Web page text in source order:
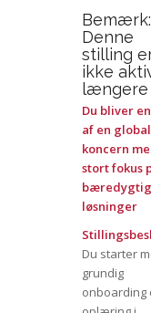
Bemærk:
Denne
stilling
ikke
længere
Du bliver
af en global
koncern
stort fokus
løsninger
Du starter
grundig
onboarding